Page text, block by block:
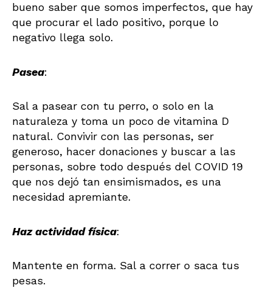
bueno saber que somos imperfectos, que hay
que procurar el lado positivo, porque lo
negativo llega solo.
Pasea:
Sal a pasear con tu perro, o solo en la
naturaleza y toma un poco de vitamina D
natural. Convivir con las personas, ser
generoso, hacer donaciones y buscar a las
personas, sobre todo después del COVID 19
que nos dejó tan ensimismados, es una
necesidad apremiante.
Haz actividad física:
Mantente en forma. Sal a correr o saca tus
pesas.